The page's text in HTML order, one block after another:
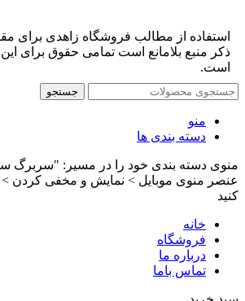
استفاده از مطالب فروشگاه زاهدی برای
ذکر منبع بلامانع است تمامی حقوق برای
است.
جستجو
منو
دسته بندی ها
منوی دسته بندی خود را در مسیر: "سربرگ
عنصر منوی موبایل > نمایش و مخفی کردن >
کنید
خانه
فروشگاه
درباره ما
تماس باما